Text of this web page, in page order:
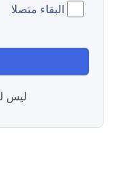
البقاء متصلا
ليس